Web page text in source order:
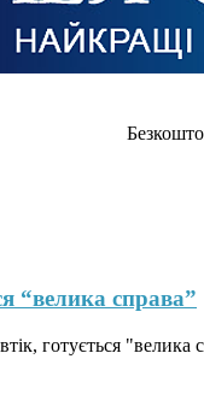
“велика справа”
готується